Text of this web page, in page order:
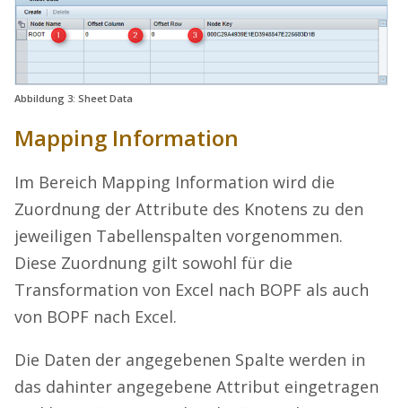
Abbildung 3: Sheet Data
Mapping Information
Im Bereich Mapping Information wird die
Zuordnung der Attribute des Knotens zu den
jeweiligen Tabellenspalten vorgenommen.
Diese Zuordnung gilt sowohl für die
Transformation von Excel nach BOPF als auch
von BOPF nach Excel.
Die Daten der angegebenen Spalte werden in
das dahinter angegebene Attribut eingetragen